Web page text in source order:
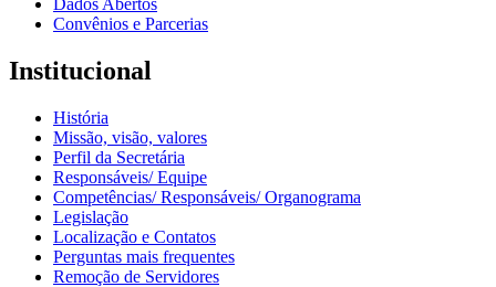
Convênios e Parcerias
Institucional
História
Missão, visão, valores
Perfil da Secretária
Responsáveis/ Equipe
Competências/ Responsáveis/ Organograma
Legislação
Localização e Contatos
Perguntas mais frequentes
Remoção de Servidores